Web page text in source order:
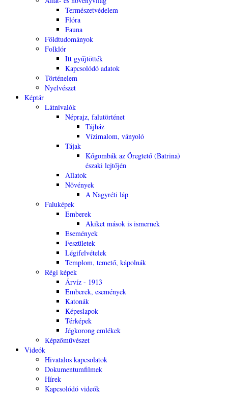
Természetvédelem
Flóra
Fauna
Földtudományok
Folklór
Itt gyűjtötték
Kapcsolódó adatok
Történelem
Nyelvészet
Képtár
Látnivalók
Néprajz, falutörténet
Tájház
Vízimalom, ványoló
Tájak
Kőgombák az Öregtető (Batrina)
északi lejtőjén
Állatok
Növények
A Nagyréti láp
Faluképek
Emberek
Akiket mások is ismernek
Események
Feszületek
Légifelvételek
Templom, temető, kápolnák
Régi képek
Árvíz - 1913
Emberek, események
Katonák
Képeslapok
Térképek
Jégkorong emlékek
Képzőművészet
Videók
Hivatalos kapcsolatok
Dokumentumfilmek
Hírek
Kapcsolódó videók